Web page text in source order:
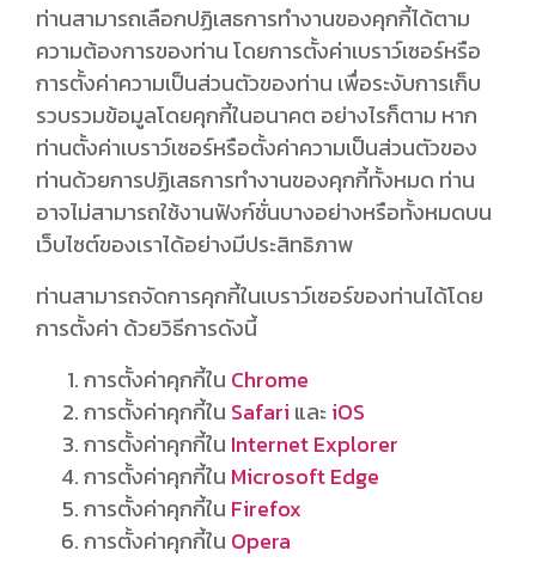
ท่านสามารถเลือกปฏิเสธการทำงานของคุกกี้ได้ตาม
ความต้องการของท่าน โดยการตั้งค่าเบราว์เซอร์หรือ
การตั้งค่าความเป็นส่วนตัวของท่าน เพื่อระงับการเก็บ
รวบรวมข้อมูลโดยคุกกี้ในอนาคต อย่างไรก็ตาม หาก
ท่านตั้งค่าเบราว์เซอร์หรือตั้งค่าความเป็นส่วนตัวของ
ท่านด้วยการปฏิเสธการทำงานของคุกกี้ทั้งหมด ท่าน
อาจไม่สามารถใช้งานฟังก์ชั่นบางอย่างหรือทั้งหมดบน
เว็บไซต์ของเราได้อย่างมีประสิทธิภาพ
ท่านสามารถจัดการคุกกี้ในเบราว์เซอร์ของท่านได้โดย
การตั้งค่า ด้วยวิธีการดังนี้
การตั้งค่าคุกกี้ใน Chrome
การตั้งค่าคุกกี้ใน Safari และiOS
การตั้งค่าคุกกี้ใน Internet Explorer
การตั้งค่าคุกกี้ใน Microsoft Edge
การตั้งค่าคุกกี้ใน Firefox
การตั้งค่าคุกกี้ใน Opera